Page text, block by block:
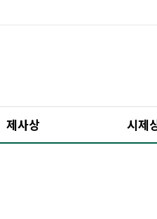
제사상 시제